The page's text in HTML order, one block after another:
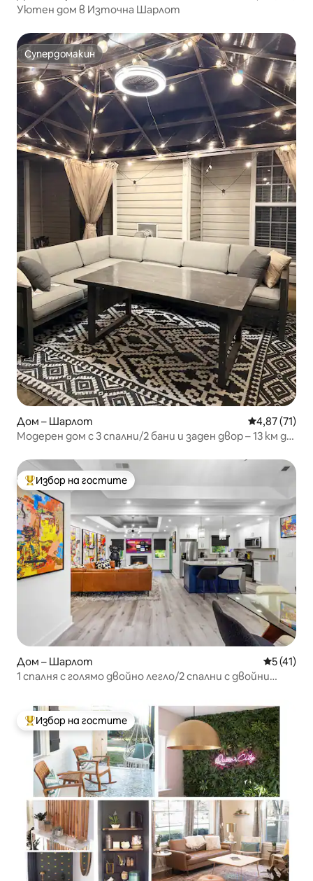
Уютен дом в Източна Шарлот
Супердомакин
Супердомакин
Дом – Шарлот Средна
4,87 (71)
Модерен дом с 3 спални/2 бани и заден двор – 13 км до
Най-популярен избор на гостите
Избор на гостите
Дом – Шарлот Средна
5 (41)
1 спалня с голямо двойно легло/2 спални с двойни
галерия
Най-популярен избор на гостите
Избор на гостите